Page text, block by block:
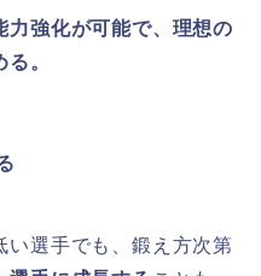
力強化が可能で、理想の
。
い選手でも、鍛え方次第